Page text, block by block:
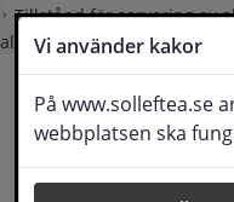
Vi använder kakor
På www.solleftea.se
webbplatsen ska
Tillstånd för servering av
allmänheten vid enstaka
Tillstånd för
av